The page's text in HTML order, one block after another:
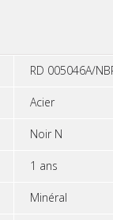
RD 005046A/
Acier
Noir N
1 ans
Minéral